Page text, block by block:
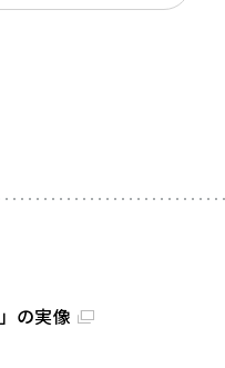
の実像